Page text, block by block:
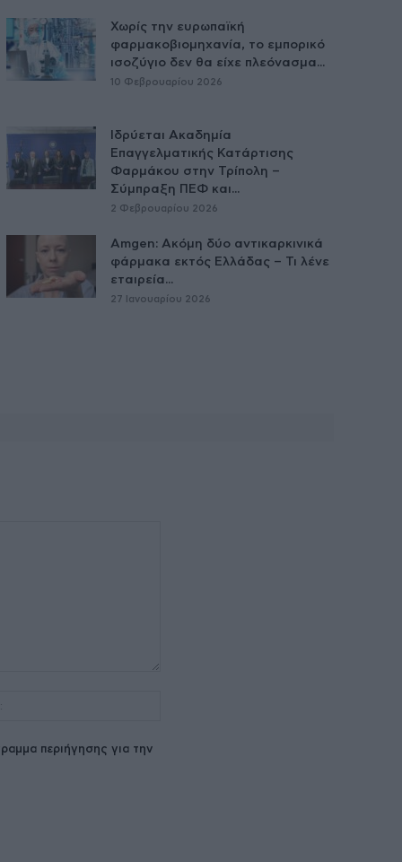
Χωρίς την ευρωπαϊκή
φαρμακοβιομηχανία, το εμπορικό
ισοζύγιο δεν θα είχε πλεόνασμα...
10 Φεβρουαρίου 2026
Ιδρύεται Ακαδημία
Επαγγελματικής Κατάρτισης
Φαρμάκου στην Τρίπολη –
Σύμπραξη ΠΕΦ και...
2 Φεβρουαρίου 2026
Amgen: Ακόμη δύο αντικαρκινικά
φάρμακα εκτός Ελλάδας – Τι λένε
εταιρεία...
27 Ιανουαρίου 2026
περιήγησης για την